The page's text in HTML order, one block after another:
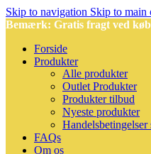
Skip to navigation Skip to main
Bemærk: Gratis fragt ved
Forside
Produkter
Alle produkter
Outlet Produkter
Produkter tilbud
Nyeste produkter
FAQs
Om os